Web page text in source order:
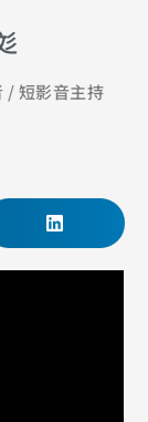
/ 短影音主持